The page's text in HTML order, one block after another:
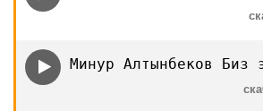
Минур Алтынбеков Биз